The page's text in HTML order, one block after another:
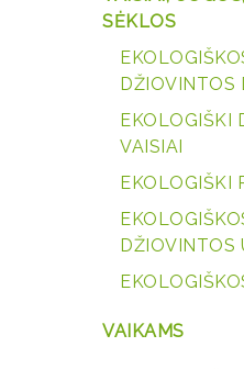
SĖKLOS
DŽIOVINTOS
EKOLOGIŠKI
VAISIAI
EKOLOGIŠKI
DŽIOVINTOS
VAIKAMS